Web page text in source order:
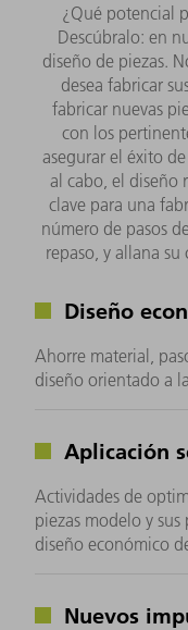
¿Qué potencial
Descúbralo: en
diseño de piezas.
desea fabricar
fabricar nuevas
con los
asegurar el éxito
al cabo, el diseño
clave para una
número de pasos
repaso, y allana
Diseño
Ahorre material,
diseño orientado a
Aplicación
Actividades de
piezas modelo y
diseño económico
Nuevos